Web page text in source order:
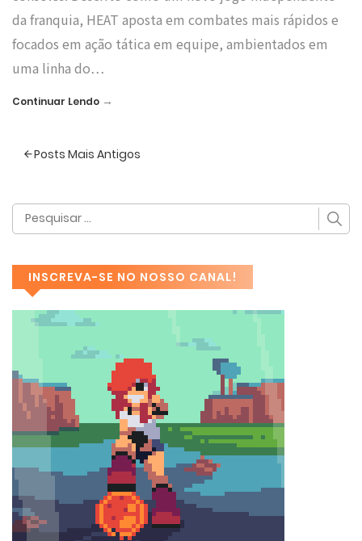
da franquia, HEAT aposta em combates mais rápidos e
focados em ação tática em equipe, ambientados em
uma linha do…
Continuar Lendo →
Posts Mais Antigos
INSCREVA-SE NO NOSSO CANAL!